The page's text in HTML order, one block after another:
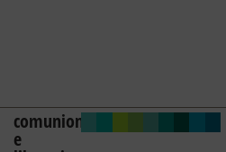
comunione
e